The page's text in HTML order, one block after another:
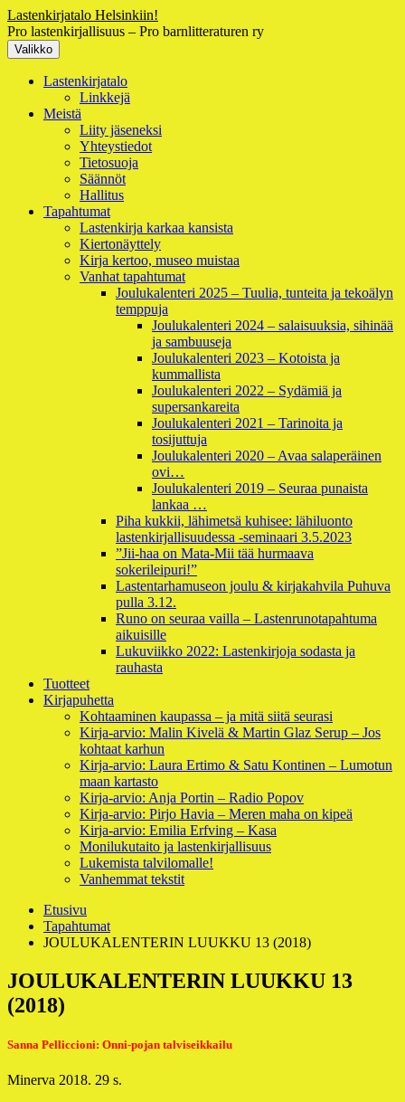
Siirry
sisältöön
Lastenkirjatalo Helsinkiin!
Pro lastenkirjallisuus – Pro barnlitteraturen ry
Valikko
Ensisijainen
valikko
Lastenkirjatalo
Linkkejä
Meistä
Liity jäseneksi
Yhteystiedot
Tietosuoja
Säännöt
Hallitus
Tapahtumat
Lastenkirja karkaa kansista
Kiertonäyttely
Kirja kertoo, museo muistaa
Vanhat tapahtumat
Joulukalenteri 2025 – Tuulia, tunteita ja tekoälyn
temppuja
Joulukalenteri 2024 – salaisuuksia, sihinää
ja sambuuseja
Joulukalenteri 2023 – Kotoista ja
kummallista
Joulukalenteri 2022 – Sydämiä ja
supersankareita
Joulukalenteri 2021 – Tarinoita ja
tosijuttuja
Joulukalenteri 2020 – Avaa salaperäinen
ovi…
Joulukalenteri 2019 – Seuraa punaista
lankaa …
Piha kukkii, lähimetsä kuhisee: lähiluonto
lastenkirjallisuudessa -seminaari 3.5.2023
”Jii-haa on Mata-Mii tää hurmaava
sokerileipuri!”
Lastentarhamuseon joulu & kirjakahvila Puhuva
pulla 3.12.
Runo on seuraa vailla – Lastenrunotapahtuma
aikuisille
Lukuviikko 2022: Lastenkirjoja sodasta ja
rauhasta
Tuotteet
Kirjapuhetta
Kohtaaminen kaupassa – ja mitä siitä seurasi
Kirja-arvio: Malin Kivelä & Martin Glaz Serup – Jos
kohtaat karhun
Kirja-arvio: Laura Ertimo & Satu Kontinen – Lumotun
maan kartasto
Kirja-arvio: Anja Portin – Radio Popov
Kirja-arvio: Pirjo Havia – Meren maha on kipeä
Kirja-arvio: Emilia Erfving – Kasa
Monilukutaito ja lastenkirjallisuus
Lukemista talvilomalle!
Vanhemmat tekstit
Murupolku
Etusivu
Tapahtumat
JOULUKALENTERIN LUUKKU 13 (2018)
JOULUKALENTERIN LUUKKU 13
(2018)
Sanna Pelliccioni: Onni-pojan talviseikkailu
Minerva 2018. 29 s.